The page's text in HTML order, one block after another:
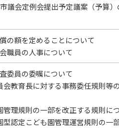
議会定例会提出予定議案（予算
の額を定めることについて
職員の人事について
委員の委嘱について
教育長に対する事務委任規則等
理規則の一部を改正する規則に
型認定こども園管理運営規則の一